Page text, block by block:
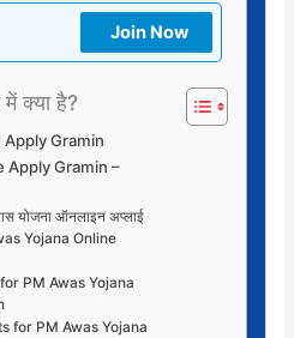
Join Now
क्या है?
Apply Gramin
Apply Gramin –
योजना ऑनलाइन अप्लाई
Yojana Online
PM Awas Yojana
for PM Awas Yojana